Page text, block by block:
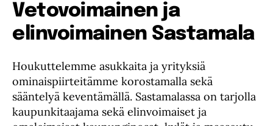
Vetovoimainen ja
elinvoimainen Sastamala
Houkuttelemme asukkaita ja yrityksiä
ominaispiirteitämme korostamalla sekä
sääntelyä keventämällä. Sastamalassa on tarjolla
kaupunkitaajama sekä elinvoimaiset ja